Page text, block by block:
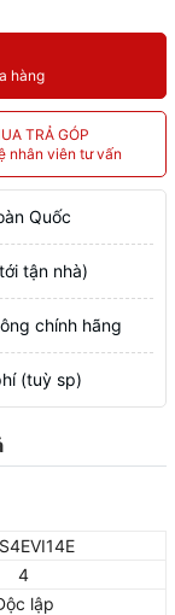
hàng
TRẢ GÓP
nhân viên tư vấn
Quốc
tận nhà)
chính hãng
(tuỳ sp)
4
lập